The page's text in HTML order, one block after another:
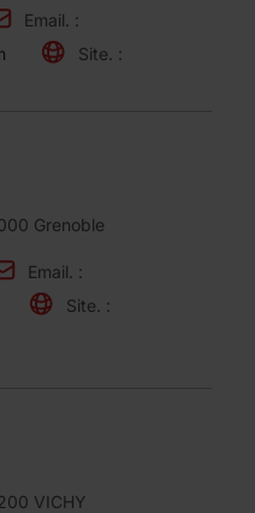
Email. :
Site. :
Grenoble
Email. :
Site. :
VICHY